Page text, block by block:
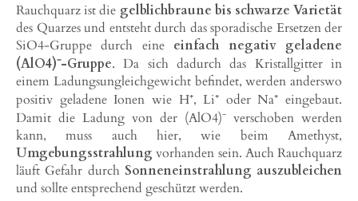
Rauchquarz ist die gelblichbraune bis schwarze Varietät
des Quarzes und entsteht durch das sporadische Ersetzen der
SiO4-Gruppe durch eine einfach negativ geladene
(AlO4)⁻-Gruppe. Da sich dadurch das Kristallgitter in
einem Ladungsungleichgewicht befindet, werden anderswo
positiv geladene Ionen wie H⁺, Li⁺ oder Na⁺ eingebaut.
Damit die Ladung von der (AlO4)⁻ verschoben werden
kann, muss auch hier, wie beim Amethyst,
Umgebungsstrahlungvorhanden sein. Auch Rauchquarz
läuft Gefahr durch Sonneneinstrahlung auszubleichen
und sollte entsprechend geschützt werden.